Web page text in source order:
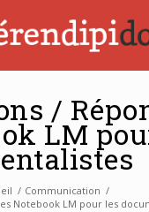
/
LM
/ Communication /
Notebook LM pour les